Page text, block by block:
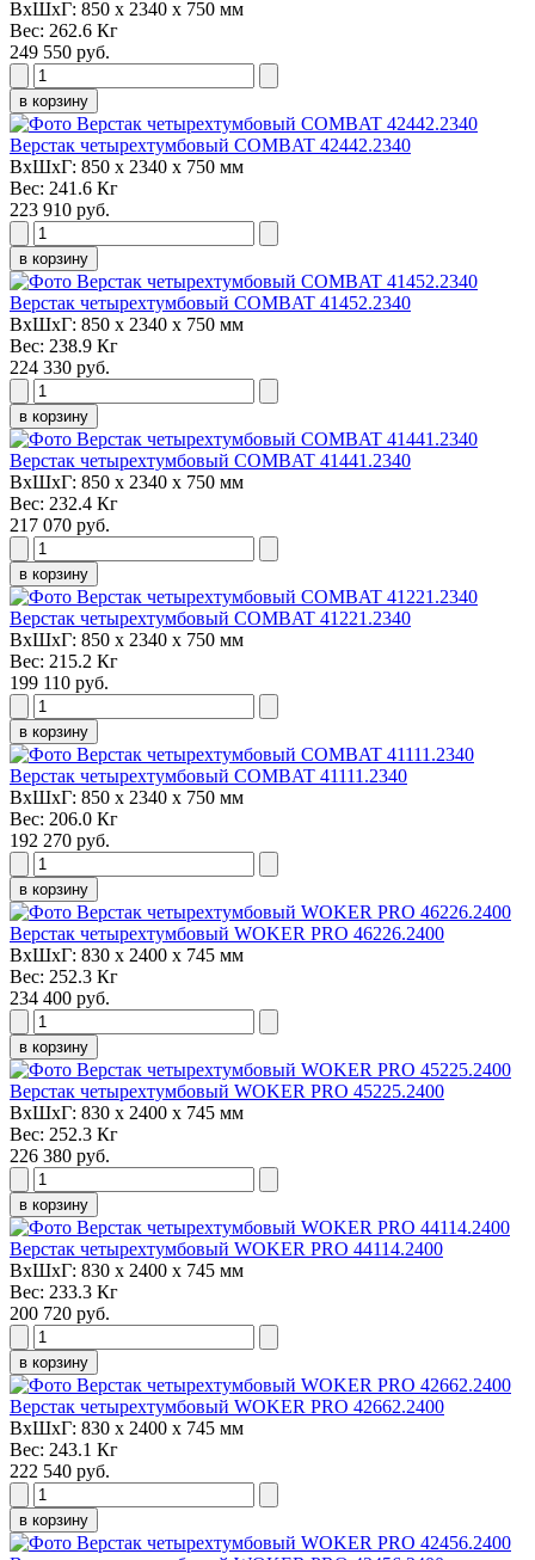
ВxШxГ: 850 x 2340 x 750 мм
Вес: 262.6 Кг
249 550 руб.
в корзину
Верстак четырехтумбовый COMBAT 42442.2340
ВxШxГ: 850 x 2340 x 750 мм
Вес: 241.6 Кг
223 910 руб.
в корзину
Верстак четырехтумбовый COMBAT 41452.2340
ВxШxГ: 850 x 2340 x 750 мм
Вес: 238.9 Кг
224 330 руб.
в корзину
Верстак четырехтумбовый COMBAT 41441.2340
ВxШxГ: 850 x 2340 x 750 мм
Вес: 232.4 Кг
217 070 руб.
в корзину
Верстак четырехтумбовый COMBAT 41221.2340
ВxШxГ: 850 x 2340 x 750 мм
Вес: 215.2 Кг
199 110 руб.
в корзину
Верстак четырехтумбовый COMBAT 41111.2340
ВxШxГ: 850 x 2340 x 750 мм
Вес: 206.0 Кг
192 270 руб.
в корзину
Верстак четырехтумбовый WOKER PRO 46226.2400
ВxШxГ: 830 x 2400 x 745 мм
Вес: 252.3 Кг
234 400 руб.
в корзину
Верстак четырехтумбовый WOKER PRO 45225.2400
ВxШxГ: 830 x 2400 x 745 мм
Вес: 252.3 Кг
226 380 руб.
в корзину
Верстак четырехтумбовый WOKER PRO 44114.2400
ВxШxГ: 830 x 2400 x 745 мм
Вес: 233.3 Кг
200 720 руб.
в корзину
Верстак четырехтумбовый WOKER PRO 42662.2400
ВxШxГ: 830 x 2400 x 745 мм
Вес: 243.1 Кг
222 540 руб.
в корзину